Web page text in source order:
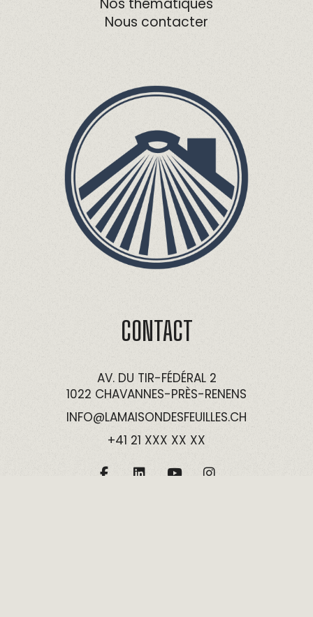
Nos thématiques
Nous contacter
CONTACT
AV. DU TIR-FÉDÉRAL 2
1022 CHAVANNES-PRÈS-RENENS
INFO@LAMAISONDESFEUILLES.CH
+41 21 XXX XX XX